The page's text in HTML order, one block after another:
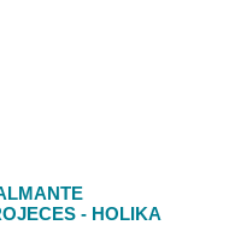
- HOLIKA